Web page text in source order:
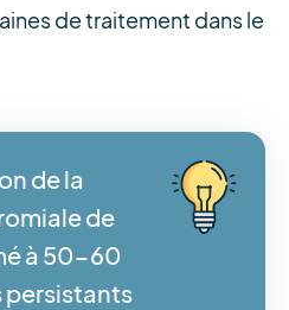
de traitement dans le
de la
de
à 50-60
persistants